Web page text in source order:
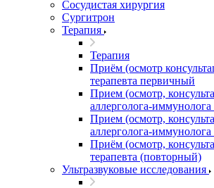
Сосудистая хирургия
Сургитрон
Терапия
Терапия
Приём (осмотр
терапевта первичный
Прием (осмотр,
аллерголога-
Прием (осмотр,
аллерголога-
Приём (осмотр,
терапевта (повторный)
Ультразвуковые исследования